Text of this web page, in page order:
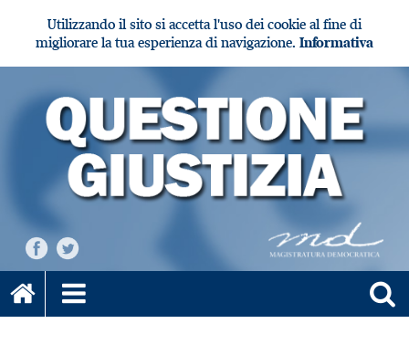
Utilizzando il sito si accetta l'uso dei cookie al fine di
migliorare la tua esperienza di navigazione. Informativa